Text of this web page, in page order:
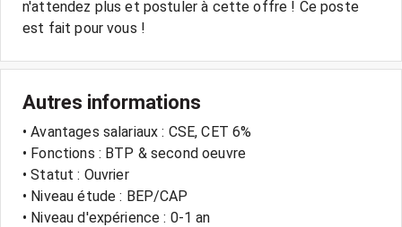
n'attendez plus et postuler à cette offre ! Ce poste
Autres informations
• Avantages salariaux : CSE, CET 6%
• Fonctions : BTP & second oeuvre
• Statut : Ouvrier
• Niveau étude : BEP/CAP
• Niveau d'expérience : 0-1 an